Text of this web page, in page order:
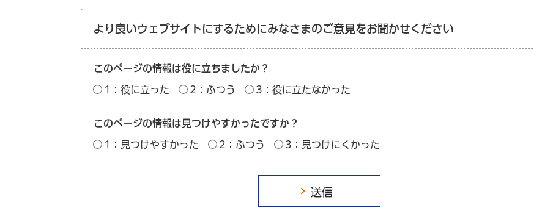
より良いウェブサイトにするためにみなさまのご意見をお聞かせください
このページの情報は役に立ちましたか？
1：役に立った 2：ふつう 3：役に立たなかった
このページの情報は見つけやすかったですか？
1：見つけやすかった 2：ふつう 3：見つけにくかった